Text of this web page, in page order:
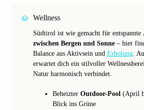
Wellness
Südtirol ist wie gemacht für entspannte
zwischen Bergen und Sonne – hier
Balance aus Aktivsein und Erholung.
erwartet dich ein stilvoller
Natur harmonisch verbindet.
Beheizter Outdoor-Pool (April
Blick ins Grüne